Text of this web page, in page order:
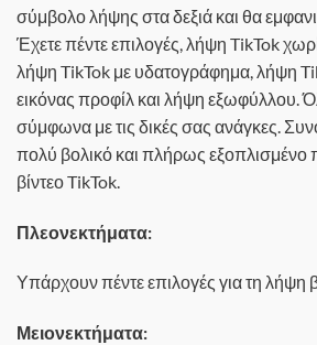
σύμβολο λήψης στα δεξιά και θα
Έχετε πέντε επιλογές, λήψη TikTok
λήψη TikTok με υδατογράφημα, λήψη
εικόνας προφίλ και λήψη εξωφύλλου.
σύμφωνα με τις δικές σας ανάγκες.
πολύ βολικό και πλήρως
βίντεο TikTok.
Πλεονεκτήματα:
Υπάρχουν πέντε επιλογές για τη λήψη
Μειονεκτήματα: